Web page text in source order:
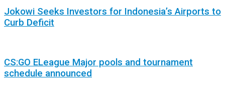
Jokowi Seeks Investors for Indonesia’s Airports to
Curb Deficit
CS:GO ELeague Major pools and tournament
schedule announced